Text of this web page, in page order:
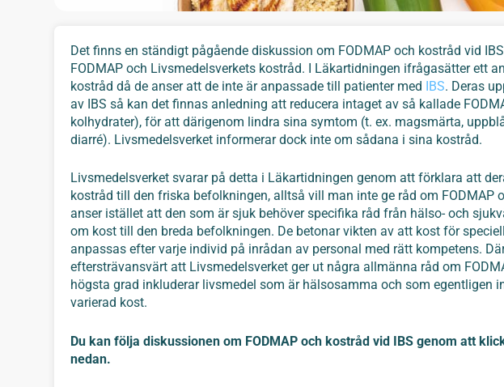
Det finns en ständigt pågående diskussion om FODMAP och kostråd vid
FODMAP och Livsmedelsverkets kostråd. I Läkartidningen ifrågasätter ett
kostråd då de anser att de inte är anpassade till patienter med IBS. Deras
av IBS så kan det finnas anledning att reducera intaget av så kallade
kolhydrater), för att därigenom lindra sina symtom (t. ex. magsmärta,
diarré). Livsmedelsverket informerar dock inte om sådana i sina kostråd.
Livsmedelsverket svarar på detta i Läkartidningen genom att förklara att
kostråd till den friska befolkningen, alltså vill man inte ge råd om FODMAP
anser istället att den som är sjuk behöver specifika råd från hälso- och
om kost till den breda befolkningen. De betonar vikten av att kost för
anpassas efter varje individ på inrådan av personal med rätt kompetens.
eftersträvansvärt att Livsmedelsverket ger ut några allmänna råd om
högsta grad inkluderar livsmedel som är hälsosamma och som egentligen
varierad kost.
Du kan följa diskussionen om FODMAP och kostråd vid IBS genom att
nedan.